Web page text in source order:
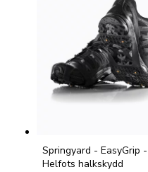
Springyard - EasyGrip -
Helfots halkskydd